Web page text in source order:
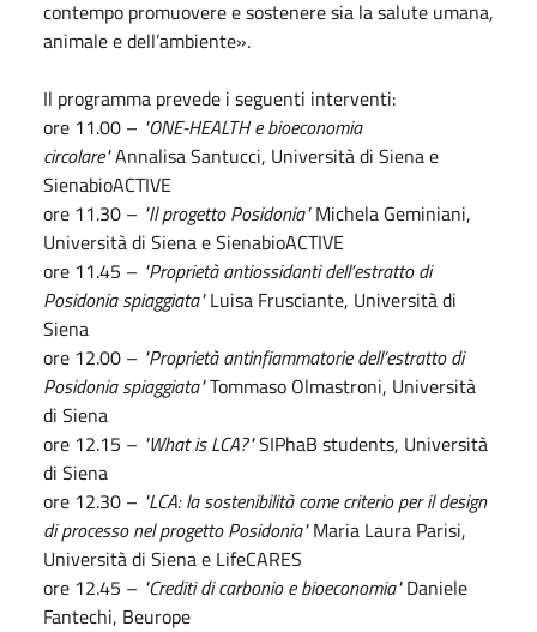
contempo promuovere e sostenere sia la salute umana,
animale e dell’ambiente».
Il programma prevede i seguenti interventi:
ore 11.00 – "ONE-HEALTH e bioeconomia
circolare"Annalisa Santucci, Università di Siena e
SienabioACTIVE
ore 11.30 – "Il progetto Posidonia"Michela Geminiani,
Università di Siena e SienabioACTIVE
ore 11.45 – "Proprietà antiossidanti dell’estratto di
Posidonia spiaggiata"Luisa Frusciante, Università di
Siena
ore 12.00 – "Proprietà antinfiammatorie dell’estratto di
Posidonia spiaggiata"Tommaso Olmastroni, Università
di Siena
ore 12.15 – "What is LCA?"SIPhaB students, Università
di Siena
ore 12.30 – "LCA: la sostenibilità come criterio per il design
di processo nel progetto Posidonia"Maria Laura Parisi,
Università di Siena e LifeCARES
ore 12.45 – "Crediti di carbonio e bioeconomia"Daniele
Fantechi, Beurope